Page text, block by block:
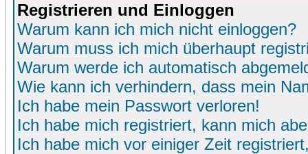
Registrieren und Einloggen
Warum kann ich mich nicht einloggen?
Warum muss ich mich überhaupt
Warum werde ich automatisch
Wie kann ich verhindern, dass mein
Ich habe mein Passwort verloren!
Ich habe mich registriert, kann mich
Ich habe mich vor einiger Zeit